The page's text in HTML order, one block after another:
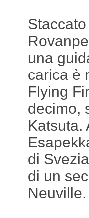
una
carica è
Flying
decimo,
Katsuta.
di
di un
Neuville.